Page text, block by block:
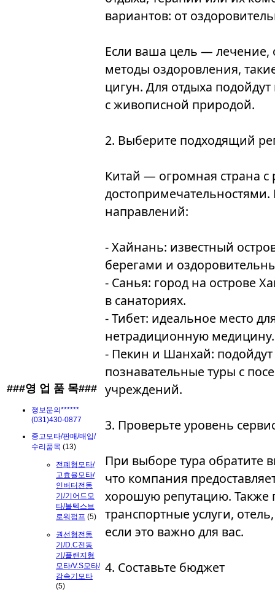
###영 업 품 목###
졍보문의******
(031)430-0877
중고모타/판매/매입/
수리품목 (13)
전폐형모타/
고효율모타/
인버터전동
기/기어드모
타/볼텍스브
로워펌프 (5)
권선형전동
기/D.C전동
기/플랜지형
모타/V.S모타/
감속기모타
(5)
вариантов: от
Если ваша цель — лечение,
методы оздоровления,
цигун. Для отдыха
с живописной природой.
2. Выберите подходящий
Китай — огромная страна
направлений:
- Хайнань: известный
берегами и
- Санья: город на острове
в санаториях.
- Тибет: идеальное место
нетрадиционную медицину.
- Пекин и Шанхай: подойдут
познавательные туры с
учреждений.
3. Проверьте уровень
При выборе тура обратите
что компания
хорошую репутацию. Также
транспортные услуги,
если это важно для вас.
4. Составьте бюджет